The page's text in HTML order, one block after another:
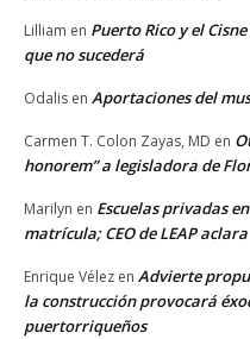
Lilliam en Puerto Rico y el
que no sucederá
Odalis en Aportaciones del
Carmen T. Colon Zayas, MD en
honorem” a legisladora de
Marilyn en Escuelas privadas
matrícula; CEO de LEAP aclara
Enrique Vélez en Advierte
la construcción provocará
puertorriqueños